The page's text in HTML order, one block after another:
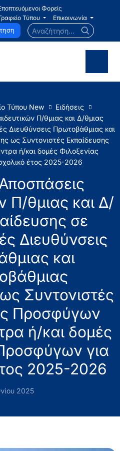
Φορείς
Τύπου Επικοινωνία
Αναζήτηση...
Τύπου New
Ειδήσεις
Π/θμιας και Δ/θμιας
Διευθύνσεις Πρωτοβάθμιας και
ως Συντονιστές Εκπαίδευσης
ή/και δομές Φιλοξενίας
έτος 2025-2026
Π/θμιας και Δ/
σε
Διευθύνσεις
και
Συντονιστές
Προσφύγων
ή/και δομές
για
2025-2026
2025